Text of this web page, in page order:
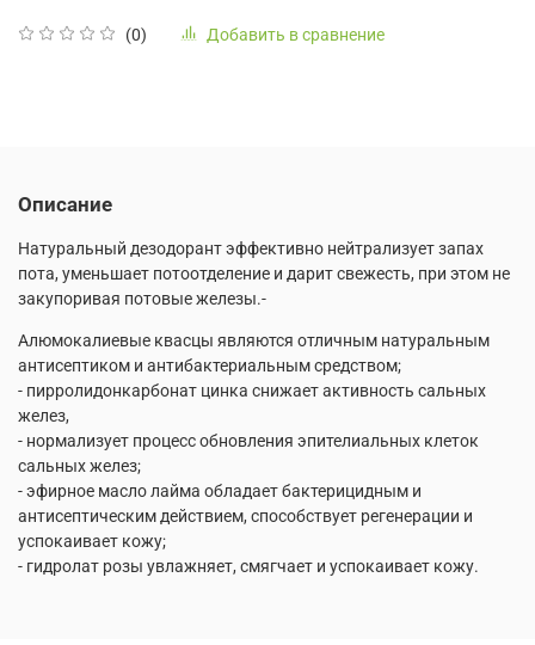
(0) Добавить в сравнение
Описание
Натуральный дезодорант эффективно нейтрализует запах
пота, уменьшает потоотделение и дарит свежесть, при этом не
закупоривая потовые железы.-
Алюмокалиевые квасцы являются отличным натуральным
антисептиком и антибактериальным средством;
- пирролидонкарбонат цинка снижает активность сальных
желез,
- нормализует процесс обновления эпителиальных клеток
сальных желез;
- эфирное масло лайма обладает бактерицидным и
антисептическим действием, способствует регенерации и
успокаивает кожу;
- гидролат розы увлажняет, смягчает и успокаивает кожу.